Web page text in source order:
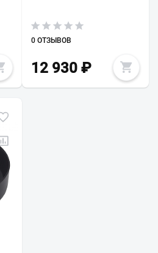
0 ОТЗЫВОВ
12 930₽